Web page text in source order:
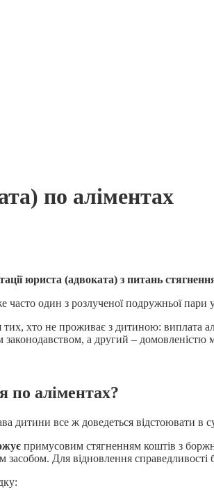
по аліментах
юриста (адвоката) з питань
один з розлученої подружньої пари
хто не проживає з дитиною: виплата
законодавством, а другий –
по аліментах?
дитини все ж доведеться відстоювати
примусовим стягненням коштів з
Для відновлення